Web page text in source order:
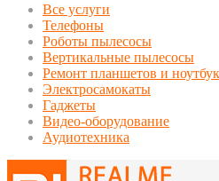
Все услуги
Телефоны
Роботы пылесосы
Вертикальные пылесосы
Ремонт планшетов и
Электросамокаты
Гаджеты
Видео-оборудование
Аудиотехника